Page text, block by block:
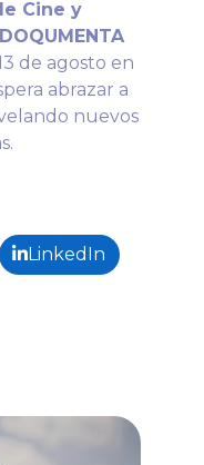
Cine y
de agosto en
abrazar a
nuevos
LinkedIn